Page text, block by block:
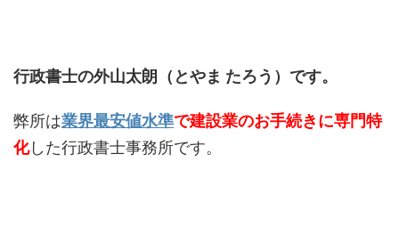
行政書士の外山太朗（とやま たろう）です。
弊所は業界最安値水準で建設業のお手続きに専門特
化した行政書士事務所です。